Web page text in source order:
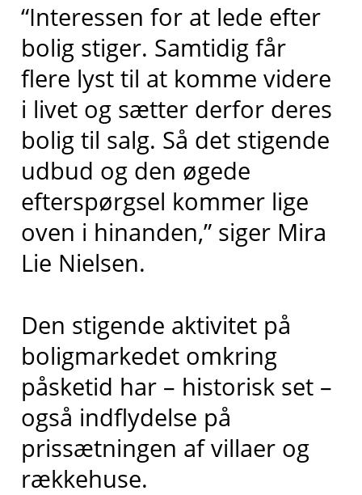
“Interessen for at lede efter
bolig stiger. Samtidig får
flere lyst til at komme videre
i livet og sætter derfor deres
bolig til salg. Så det stigende
udbud og den øgede
efterspørgsel kommer lige
oven i hinanden,” siger Mira
Lie Nielsen.
Den stigende aktivitet på
boligmarkedet omkring
påsketid har – historisk set –
også indflydelse på
prissætningen af villaer og
rækkehuse.